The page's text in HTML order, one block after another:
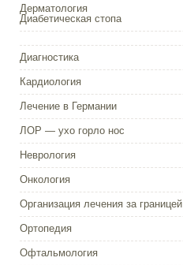
Дерматология
Диабетическая стопа
Диагностика
Кардиология
Лечение в Германии
ЛОР — ухо горло нос
Неврология
Онкология
Организация лечения за границей
Ортопедия
Офтальмология